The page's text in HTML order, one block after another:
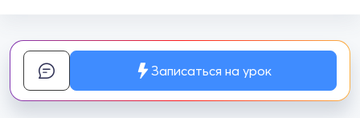
Записаться на урок